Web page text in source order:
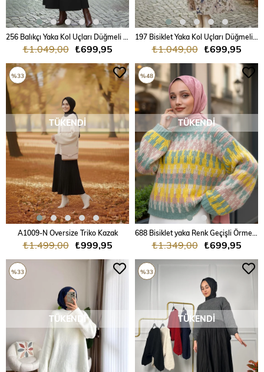
₺699,95
₺1.049,00 ₺699,95
₺1.049,00
TÜKENDI
A1009-N Oversize Triko Kazak
₺999,95
₺1.499,00
%33
TÜKENDI
₺699,95
₺1.349,00
%48
TÜKENDI
%33
TÜKENDI
%33